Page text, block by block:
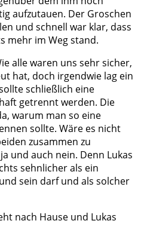
aufzutauen. Der Groschen
und schnell war klar, dass
mehr im Weg stand.
alle waren uns sehr sicher,
hat, doch irgendwie lag ein
schließlich eine
getrennt werden. Die
warum man so eine
sollte. Wäre es nicht
zusammen zu
und auch nein. Denn Lukas
sehnlicher als ein
sein darf und als solcher
nach Hause und Lukas